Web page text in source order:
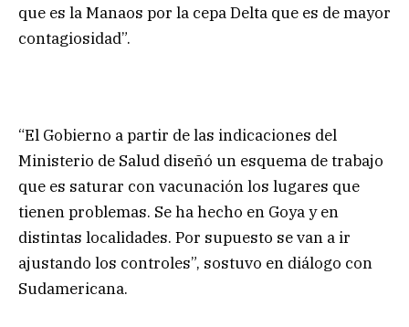
que es la Manaos por la cepa Delta que es de mayor
contagiosidad”.
“El Gobierno a partir de las indicaciones del
Ministerio de Salud diseñó un esquema de trabajo
que es saturar con vacunación los lugares que
tienen problemas. Se ha hecho en Goya y en
distintas localidades. Por supuesto se van a ir
ajustando los controles”, sostuvo en diálogo con
Sudamericana.